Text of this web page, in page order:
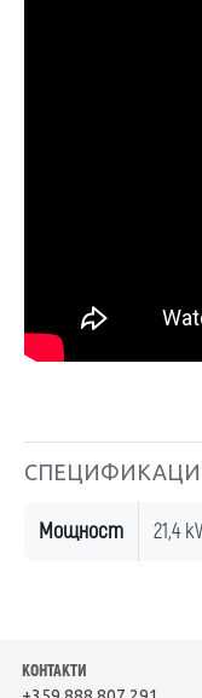
Мощност 21,4
КОНТАКТИ